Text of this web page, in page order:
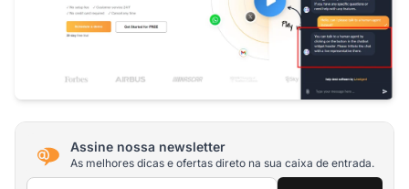
Assine nossa newsletter
As melhores dicas e ofertas direto na sua caixa de entrada.